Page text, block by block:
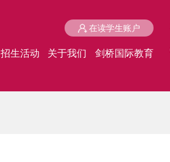
在读学生账户
招生活动 关于我们 剑桥国际教育